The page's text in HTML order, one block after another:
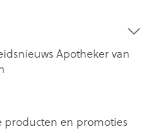
Apotheker van
producten en promoties